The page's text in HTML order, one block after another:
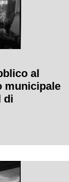
al
municipale
di